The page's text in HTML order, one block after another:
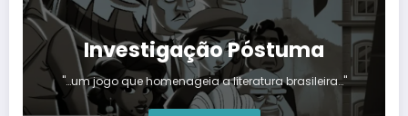
Investigação Póstuma
"…um jogo que homenageia a literatura brasileira…"